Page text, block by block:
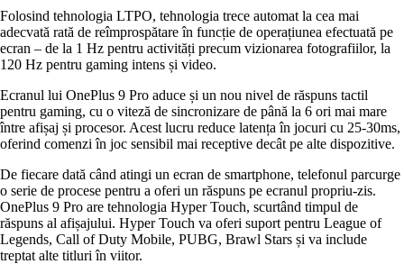
Folosind tehnologia LTPO, tehnologia trece automat la cea mai
adecvată rată de reîmprospătare în funcție de operațiunea efectuată pe
ecran – de la 1 Hz pentru activități precum vizionarea fotografiilor, la
120 Hz pentru gaming intens și video.
Ecranul lui OnePlus 9 Pro aduce și un nou nivel de răspuns tactil
pentru gaming, cu o viteză de sincronizare de până la 6 ori mai mare
între afișaj și procesor. Acest lucru reduce latența în jocuri cu 25-30ms,
oferind comenzi în joc sensibil mai receptive decât pe alte dispozitive.
De fiecare dată când atingi un ecran de smartphone, telefonul parcurge
o serie de procese pentru a oferi un răspuns pe ecranul propriu-zis.
OnePlus 9 Pro are tehnologia Hyper Touch, scurtând timpul de
răspuns al afișajului. Hyper Touch va oferi suport pentru League of
Legends, Call of Duty Mobile, PUBG, Brawl Stars și va include
treptat alte titluri în viitor.